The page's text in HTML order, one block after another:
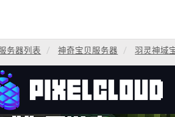
务器列表 神奇宝贝服务器 羽灵神域